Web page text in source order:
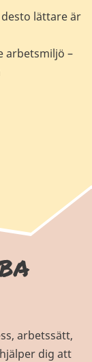
lättare är
arbetsmiljö –
arbetssätt,
dig att